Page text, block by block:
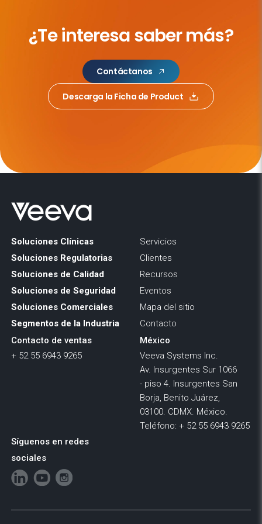
¿Te interesa saber más?
Contáctanos
Descarga la Ficha de Product
Soluciones Clínicas
Soluciones Regulatorias
Soluciones de Calidad
Soluciones de Seguridad
Soluciones Comerciales
Segmentos de la Industria
Servicios
Clientes
Recursos
Eventos
Mapa del sitio
Contacto
Contacto de ventas
+ 52 55 6943 9265
México
Veeva Systems Inc.
Av. Insurgentes Sur 1066
- piso 4. Insurgentes San
Borja, Benito Juárez,
03100. CDMX. México.
Teléfono: + 52 55 6943 9265
Síguenos en redes
sociales